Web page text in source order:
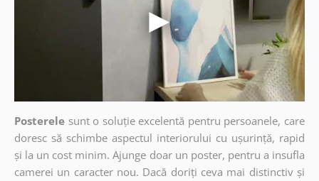
Posterele sunt o soluție excelentă pentru persoanele, care
doresc să schimbe aspectul interiorului cu ușurință, rapid
și la un cost minim. Ajunge doar un poster, pentru a insufla
camerei un caracter nou. Dacă doriți ceva mai distinctiv și